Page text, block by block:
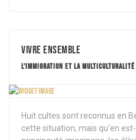
Vivre ensemble
L'IMMIGRATION ET LA MULTICULTURALITÉ
Huit cultes sont reconnus en
cette situation, mais qu'en